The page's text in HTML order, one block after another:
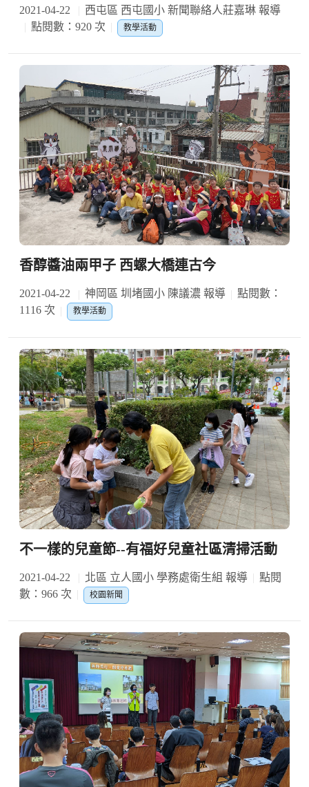
2021-04-22
西屯區 西屯國小 新聞聯絡人莊嘉琳 報導
點閱數：920 次
教學活動
香醇醬油兩甲子 西螺大橋連古今
2021-04-22 神岡區 圳堵國小 陳議濃 報導
點閱數：
1116 次
教學活動
不一樣的兒童節--有福好兒童社區清掃活動
2021-04-22 北區 立人國小 學務處衛生組 報導
點閱
數：966 次
校園新聞